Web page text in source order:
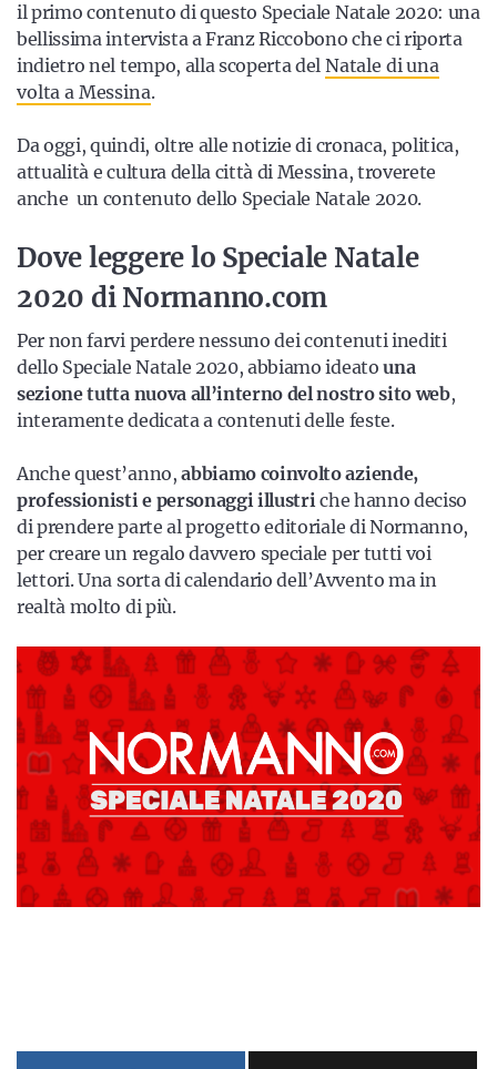
il primo contenuto di questo Speciale Natale 2020: una
bellissima intervista a Franz Riccobono che ci riporta
indietro nel tempo, alla scoperta del Natale di una
volta a Messina.
Da oggi, quindi, oltre alle notizie di cronaca, politica,
attualità e cultura della città di Messina, troverete
anche un contenuto dello Speciale Natale 2020.
Dove leggere lo Speciale Natale
2020 di Normanno.com
Per non farvi perdere nessuno dei contenuti inediti
dello Speciale Natale 2020, abbiamo ideatouna
sezione tutta nuova all’interno del nostro sito web,
interamente dedicata a contenuti delle feste.
Anche quest’anno,abbiamo coinvolto aziende,
professionisti e personaggi illustriche hanno deciso
di prendere parte al progetto editoriale di Normanno,
per creare un regalo davvero speciale per tutti voi
lettori. Una sorta di calendario dell’Avvento ma in
realtà molto di più.